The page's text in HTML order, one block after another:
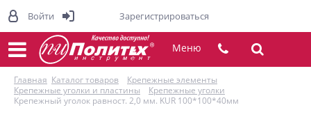
Меню
Главная Каталог товаров
Крепежные элементы
Крепежные уголки и пластины
Крепежные уголки
Крепежный уголок равност. 2,0 мм. KUR 100*100*40мм
Войти Зарегистрироваться